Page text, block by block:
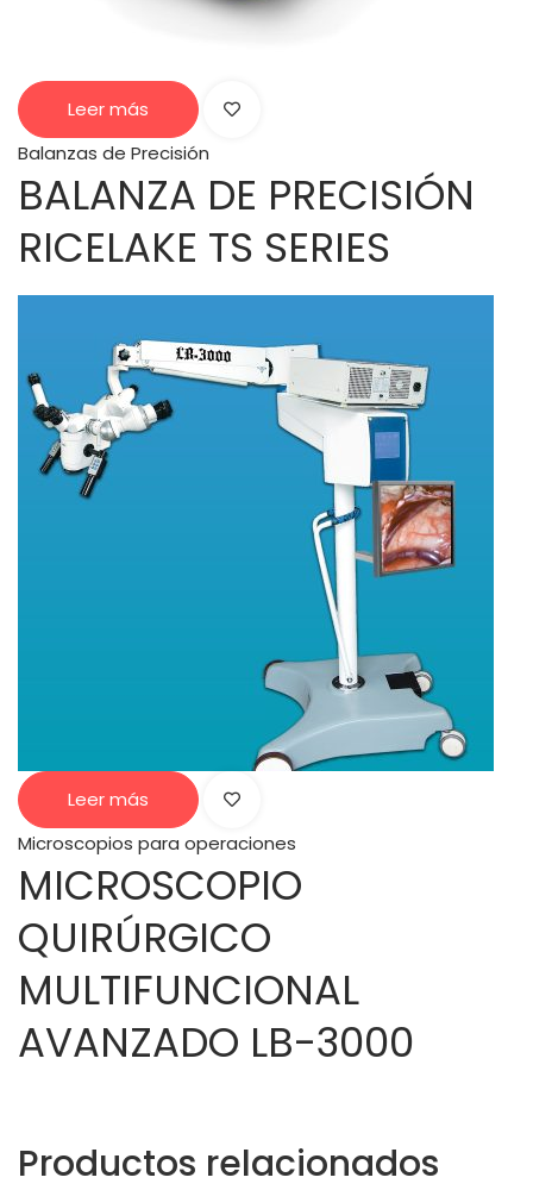
Leer más
Balanzas de Precisión
BALANZA DE PRECISIÓN
RICELAKE TS SERIES
Leer más
Microscopios para operaciones
MICROSCOPIO
QUIRÚRGICO
MULTIFUNCIONAL
AVANZADO LB-3000
Productos relacionados